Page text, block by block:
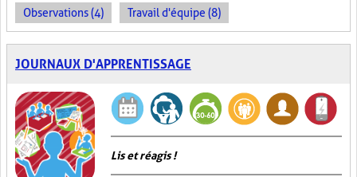
Observations (4) Travail d'équipe (8)
JOURNAUX D'APPRENTISSAGE
Lis et réagis !